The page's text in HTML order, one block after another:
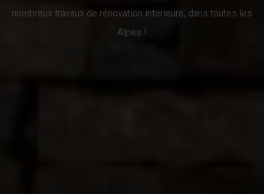
nombreux travaux de rénovation intérieure, dans toutes les
Alpes !